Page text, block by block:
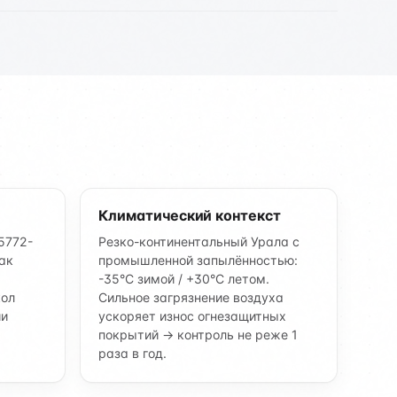
Климатический контекст
Резко-континентальный Урала с
промышленной запылённостью:
-35°C зимой / +30°C летом.
Сильное загрязнение воздуха
ускоряет износ огнезащитных
покрытий → контроль не реже 1
раза в год.